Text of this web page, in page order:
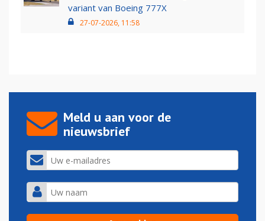
variant van Boeing 777X
27-07-2026, 11:58
Meld u aan voor de
nieuwsbrief